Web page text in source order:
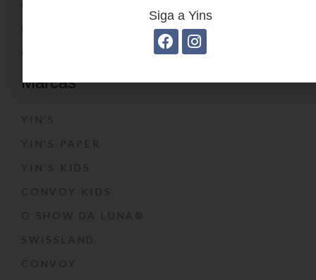
Marcas
YIN’S
YIN’S PAPER
YIN’S KIDS
CONVOY KIDS
O SHOW DA LUNA®
SWISSLAND
CONVOY
Siga a Yins